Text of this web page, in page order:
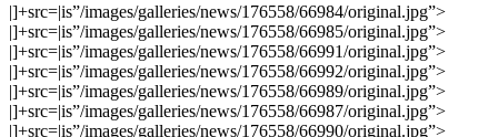
|]+src=|is”/images/galleries/news/176558/66984/original.jpg”>
|]+src=|is”/images/galleries/news/176558/66985/original.jpg”>
|]+src=|is”/images/galleries/news/176558/66991/original.jpg”>
|]+src=|is”/images/galleries/news/176558/66992/original.jpg”>
|]+src=|is”/images/galleries/news/176558/66989/original.jpg”>
|]+src=|is”/images/galleries/news/176558/66987/original.jpg”>
|]+src=|is”/images/galleries/news/176558/66990/original.jpg”>